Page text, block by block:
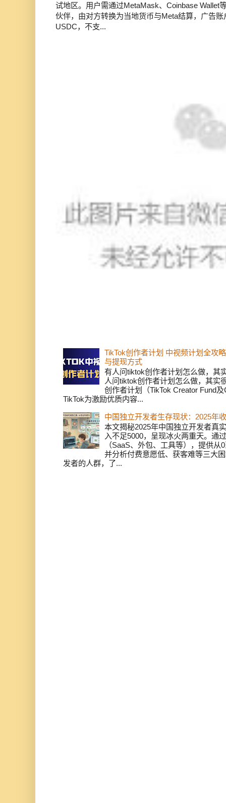
试地区。用户需通过MetaMask、Coinbase Wallet
伙伴，由对方转换为当地货币与Meta结算，广告
USDC，不支...
TikTok创作者计划 中视频计划全攻
与提现方式
有人问tiktok创作者计划怎么做，其
人问tiktok创作者计划怎么做，其实
创作者计划（TikTok Creator Fund
TikTok为激励优质内容...
中国独立开发者生存现状：2025年
本文揭秘2025年中国独立开发者真
入不足5000，呈现冰火两重天。通
（SaaS、外包、工具等），提供
并分析付费意愿低、获客难等三大
发者的人群，了...